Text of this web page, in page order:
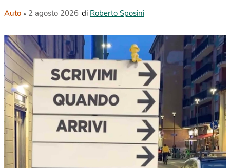
Auto 2 agosto 2026 di Roberto Sposini